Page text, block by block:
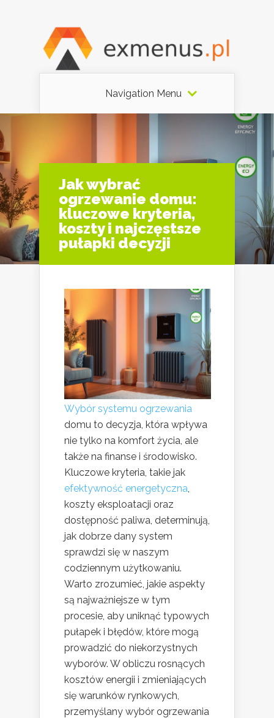
Navigation Menu
Jak wybrać
ogrzewanie domu:
kluczowe kryteria,
koszty i najczęstsze
pułapki decyzji
Wybór systemu ogrzewania
domu to decyzja, która wpływa
nie tylko na komfort życia, ale
także na finanse i środowisko.
Kluczowe kryteria, takie jak
efektywność energetyczna,
koszty eksploatacji oraz
dostępność paliwa, determinują,
jak dobrze dany system
sprawdzi się w naszym
codziennym użytkowaniu.
Warto zrozumieć, jakie aspekty
są najważniejsze w tym
procesie, aby uniknąć typowych
pułapek i błędów, które mogą
prowadzić do niekorzystnych
wyborów. W obliczu rosnących
kosztów energii i zmieniających
się warunków rynkowych,
przemyślany wybór ogrzewania